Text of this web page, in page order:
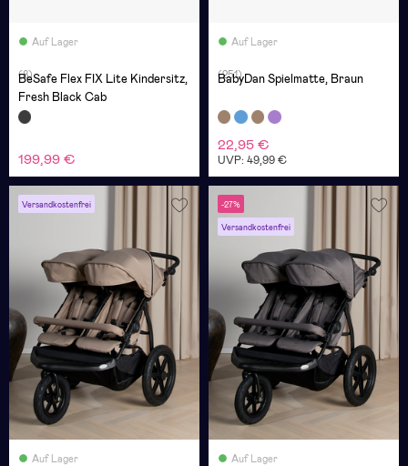
Auf Lager
(8)
BeSafe Flex FIX Lite Kindersitz,
Fresh Black Cab
199,99 €
Auf Lager
(251)
BabyDan Spielmatte, Braun
22,95 €
UVP: 49,99 €
Versandkostenfrei
Auf Lager
-27%
Versandkostenfrei
Auf Lager